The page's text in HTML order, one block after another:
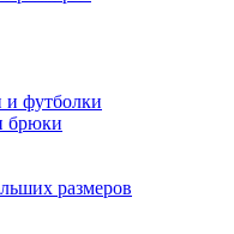
футболки
брюки
размеров